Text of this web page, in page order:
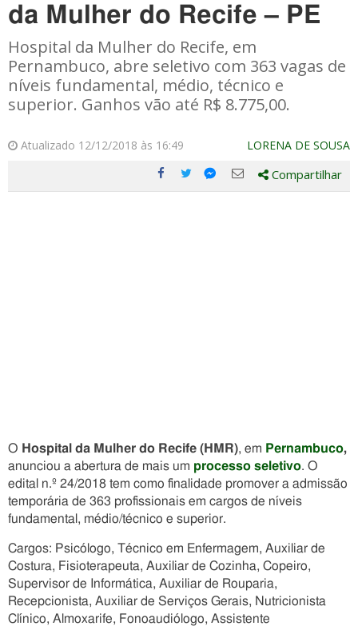
da Mulher do Recife – PE
Hospital da Mulher do Recife, em
Pernambuco, abre seletivo com 363 vagas de
níveis fundamental, médio, técnico e
superior. Ganhos vão até R$ 8.775,00.
Atualizado 12/12/2018 às 16:49 LORENA DE SOUSA
Compartilhe
Compartilhe
Compartilhe
Compartilhe
Compartilhar
O Hospital da Mulher do Recife (HMR), em Pernambuco,
anunciou a abertura de mais um processo seletivo. O
edital n.º 24/2018 tem como finalidade promover a admissão
temporária de 363 profissionais em cargos de níveis
fundamental, médio/técnico e superior.
Cargos: Psicólogo, Técnico em Enfermagem, Auxiliar de
Costura, Fisioterapeuta, Auxiliar de Cozinha, Copeiro,
Supervisor de Informática, Auxiliar de Rouparia,
Recepcionista, Auxiliar de Serviços Gerais, Nutricionista
Clínico, Almoxarife, Fonoaudiólogo, Assistente